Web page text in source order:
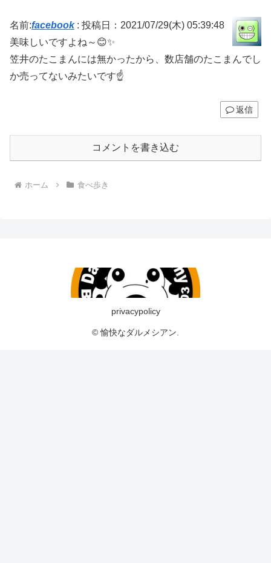
名前:facebook: 投稿日：2021/07/29(木) 05:39:48
美味しいですよね～😊✨
笠井のたこまんには無かったから、数店舗のたこまんでし
か売ってないみたいです☝️
返信
コメントを書き込む
ホーム 食べ歩き
privacypolicy
© 愉快なダルメシアン.